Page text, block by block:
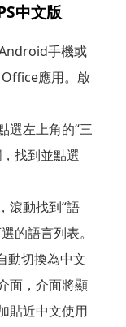
中文版
手機或
應用。啟
選左上角的“三
找到並點選
滾動找到“語
的語言列表。
動切換為中文
面，介面將顯
貼近中文使用